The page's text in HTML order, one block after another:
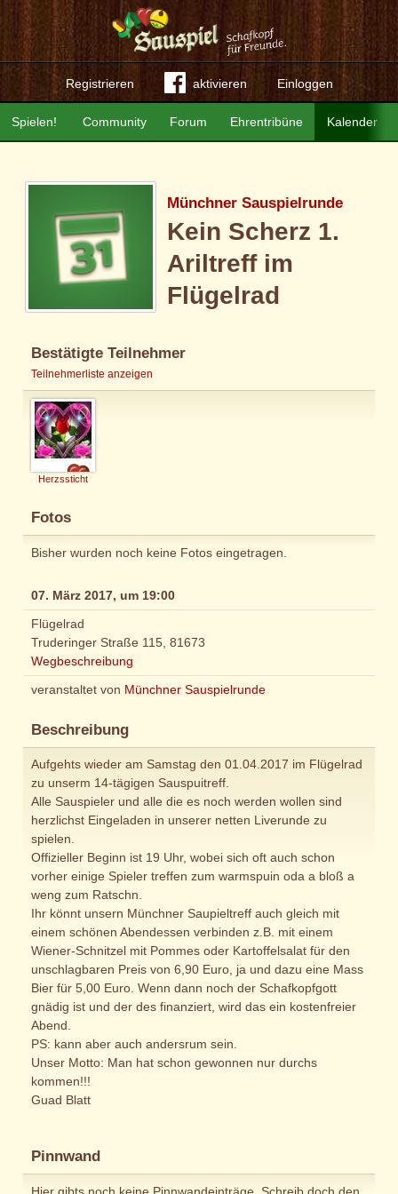
Registrieren aktivieren Einloggen
Community Forum Ehrentribüne Kalender
Spielen!
Münchner Sauspielrunde
Kein Scherz 1.
Ariltreff im
Flügelrad
Bestätigte Teilnehmer
Teilnehmerliste anzeigen
Herzssticht
Fotos
Bisher wurden noch keine Fotos eingetragen.
07. März 2017, um 19:00
Flügelrad
Truderinger Straße 115, 81673
Wegbeschreibung
veranstaltet von Münchner Sauspielrunde
Beschreibung
Aufgehts wieder am Samstag den 01.04.2017 im Flügelrad
zu unserm 14-tägigen Sauspuitreff.
Alle Sauspieler und alle die es noch werden wollen sind
herzlichst Eingeladen in unserer netten Liverunde zu
spielen.
Offizieller Beginn ist 19 Uhr, wobei sich oft auch schon
vorher einige Spieler treffen zum warmspuin oda a bloß a
weng zum Ratschn.
Ihr könnt unsern Münchner Saupieltreff auch gleich mit
einem schönen Abendessen verbinden z.B. mit einem
Wiener-Schnitzel mit Pommes oder Kartoffelsalat für den
unschlagbaren Preis von 6,90 Euro, ja und dazu eine Mass
Bier für 5,00 Euro. Wenn dann noch der Schafkopfgott
gnädig ist und der des finanziert, wird das ein kostenfreier
Abend.
PS: kann aber auch andersrum sein.
Unser Motto: Man hat schon gewonnen nur durchs
kommen!!!
Guad Blatt
Pinnwand